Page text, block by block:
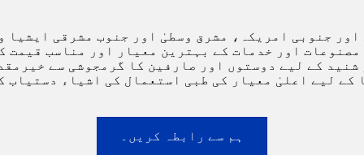
کا تجربہ ہے۔ مصنوعات اور خدمات کے بہترین معیار اور
و شنید کے لیے دوستوں اور صارفین کا گرمجوشی سے
کے لیے اعلیٰ معیار کی طبی استعمال کی اشیاء دستیاب
ہم سے رابطہ کریں۔